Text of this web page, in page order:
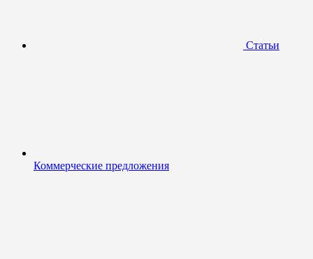
Статьи
Коммерческие предложения